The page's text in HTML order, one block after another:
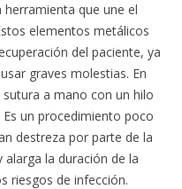
que une el
elementos metálicos
del paciente, ya
graves molestias. En
a mano con un hilo
un procedimiento poco
destreza por parte de la
la duración de la
riesgos de infección.